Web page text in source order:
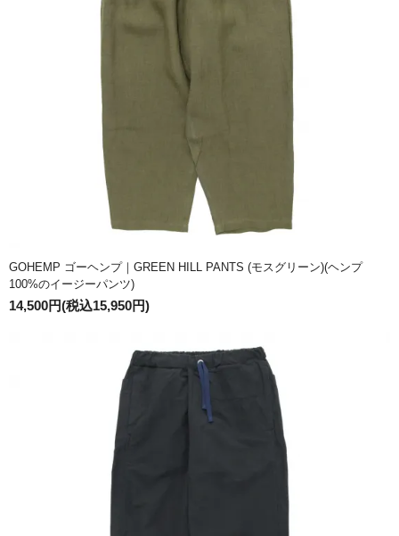
GOHEMP ゴーヘンプ｜GREEN HILL PANTS (モスグリーン)(ヘンプ
100%のイージーパンツ)
14,500円(税込15,950円)